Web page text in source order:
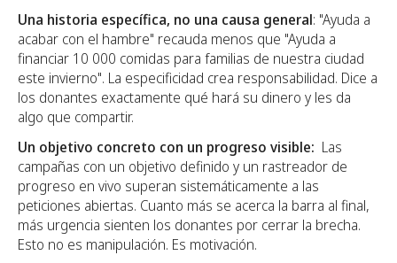
Una historia específica, no una causa general: "Ayuda a
acabar con el hambre" recauda menos que "Ayuda a
financiar 10 000 comidas para familias de nuestra ciudad
este invierno". La especificidad crea responsabilidad. Dice a
los donantes exactamente qué hará su dinero y les da
algo que compartir.
Un objetivo concreto con un progreso visible: Las
campañas con un objetivo definido y un rastreador de
progreso en vivo superan sistemáticamente a las
peticiones abiertas. Cuanto más se acerca la barra al final,
más urgencia sienten los donantes por cerrar la brecha.
Esto no es manipulación. Es motivación.